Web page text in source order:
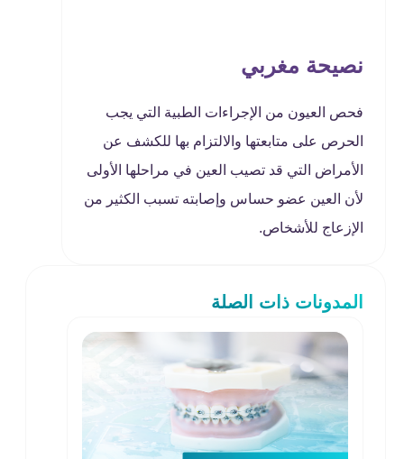
نصيحة مغربي
فحص العيون من الإجراءات الطبية التي يجب
الحرص على متابعتها والالتزام بها للكشف عن
الأمراض التي قد تصيب العين في مراحلها الأولى
لأن العين عضو حساس وإصابته تسبب الكثير من
الإزعاج للأشخاص.
المدونات ذات الصلة